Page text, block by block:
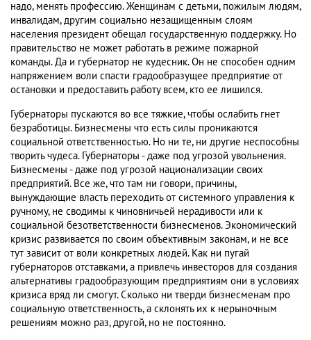
надо, менять профессию. Женщинам с детьми, пожилым людям,
инвалидам, другим социально незащищенным слоям
населения президент обещал государственную поддержку. Но
правительство не может работать в режиме пожарной
команды. Да и губернатор не кудесник. Он не способен одним
напряжением воли спасти градообразущее предприятие от
остановки и предоставить работу всем, кто ее лишился.
Губернаторы пускаются во все тяжкие, чтобы ослабить гнет
безработицы. Бизнесмены что есть силы проникаются
социальной ответственностью. Но ни те, ни другие неспособны
творить чудеса. Губернаторы - даже под угрозой увольнения.
Бизнесмены - даже под угрозой национализации своих
предприятий. Все же, что там ни говори, причины,
вынуждающие власть переходить от системного управления к
ручному, не сводимы к чиновничьей нерадивости или к
социальной безответственности бизнесменов. Экономический
кризис развивается по своим объективным законам, и не все
тут зависит от воли конкретных людей. Как ни пугай
губернаторов отставками, а привлечь инвесторов для создания
альтернативы градообразующим предприятиям они в условиях
кризиса вряд ли смогут. Сколько ни тверди бизнесменам про
социальную ответственность, а склонять их к нерыночным
решениям можно раз, другой, но не постоянно.